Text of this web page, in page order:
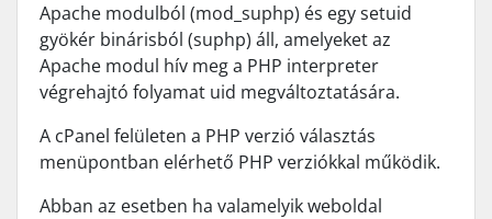
Apache modulból (mod_suphp) és egy setuid
gyökér binárisból (suphp) áll, amelyeket az
Apache modul hív meg a PHP interpreter
végrehajtó folyamat uid megváltoztatására.
A cPanel felületen a PHP verzió választás
menüpontban elérhető PHP verziókkal működik.
Abban az esetben ha valamelyik weboldal